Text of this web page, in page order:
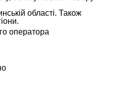
області. Також
оператора